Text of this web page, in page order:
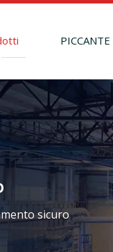
PICCANTE
sicuro